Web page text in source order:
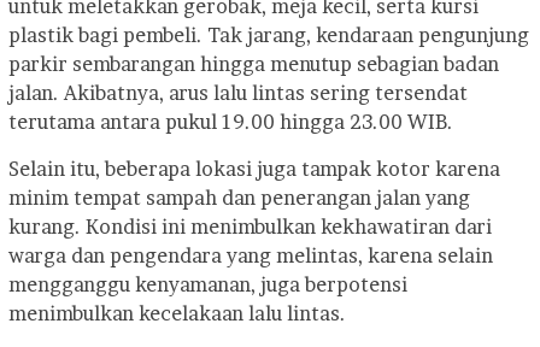
untuk meletakkan gerobak, meja kecil, serta kursi
plastik bagi pembeli. Tak jarang, kendaraan pengunjung
parkir sembarangan hingga menutup sebagian badan
jalan. Akibatnya, arus lalu lintas sering tersendat
terutama antara pukul 19.00 hingga 23.00 WIB.
Selain itu, beberapa lokasi juga tampak kotor karena
minim tempat sampah dan penerangan jalan yang
kurang. Kondisi ini menimbulkan kekhawatiran dari
warga dan pengendara yang melintas, karena selain
mengganggu kenyamanan, juga berpotensi
menimbulkan kecelakaan lalu lintas.